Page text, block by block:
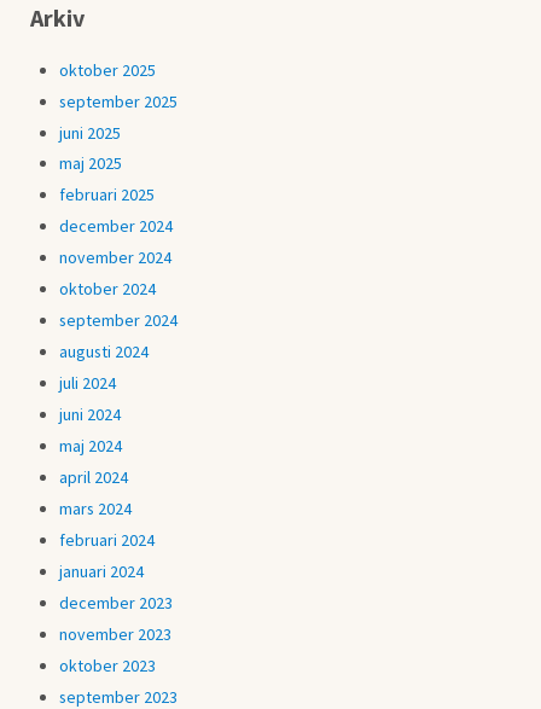
Arkiv
oktober 2025
september 2025
juni 2025
maj 2025
februari 2025
december 2024
november 2024
oktober 2024
september 2024
augusti 2024
juli 2024
juni 2024
maj 2024
april 2024
mars 2024
februari 2024
januari 2024
december 2023
november 2023
oktober 2023
september 2023